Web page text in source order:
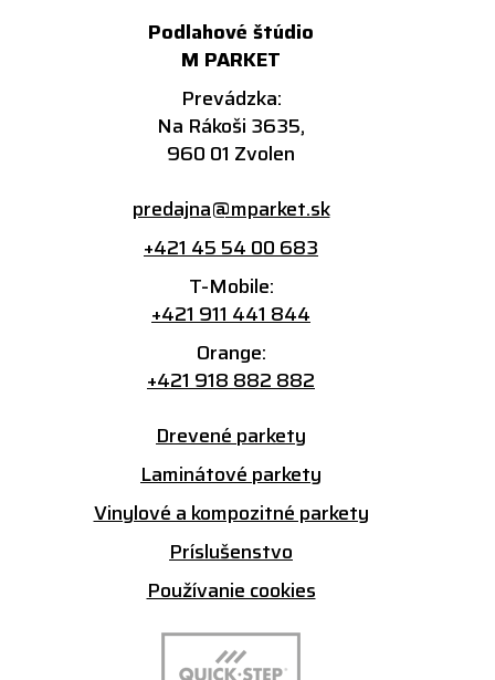
Podlahové štúdio
M PARKET
Prevádzka:
Na Rákoši 3635,
960 01 Zvolen
predajna@mparket.sk
+421 45 54 00 683
T-Mobile:
+421 911 441 844
Orange:
+421 918 882 882
Drevené parkety
Laminátové parkety
Vinylové a kompozitné parkety
Príslušenstvo
Používanie cookies